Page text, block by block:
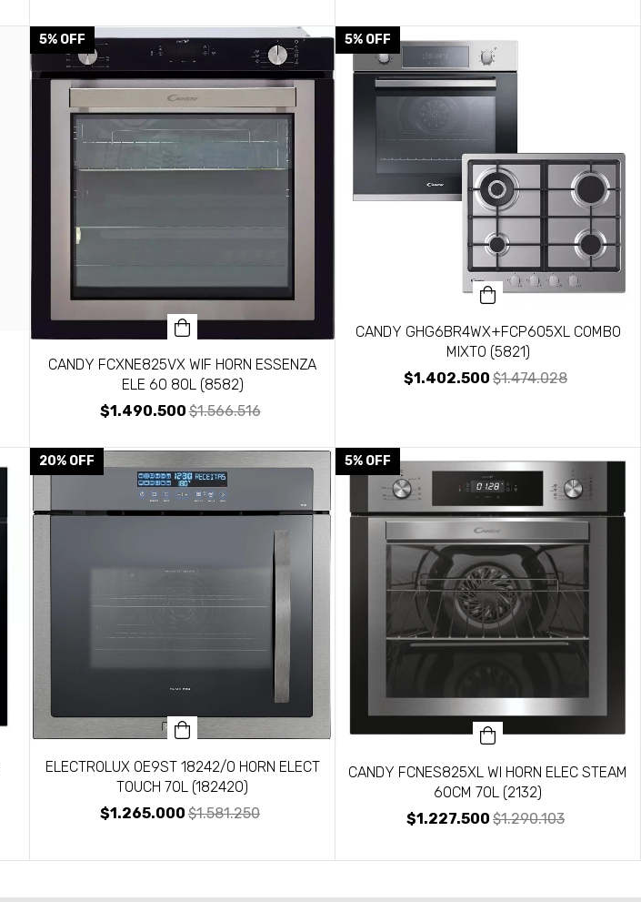
5% OFF
CANDY FCXNE825VX WIF HORN ESSENZA
ELE 60 80L (8582)
$1.490.500$1.566.516
5% OFF
CANDY GHG6BR4WX+FCP605XL COMBO
MIXTO (5821)
$1.402.500 $1.474.028
20% OFF
ELECTROLUX OE9ST 18242/0 HORN ELECT
TOUCH 70L (182420)
$1.265.000 $1.581.250
5% OFF
CANDY FCNES825XL WI HORN ELEC STEAM
60CM 70L (2132)
$1.227.500 $1.290.103